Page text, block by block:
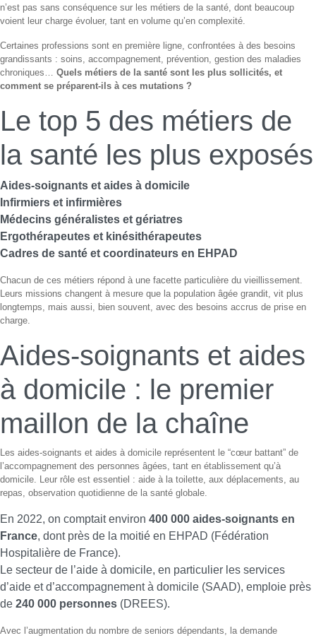
n’est pas sans conséquence sur les métiers de la santé, dont beaucoup
voient leur charge évoluer, tant en volume qu’en complexité.
Certaines professions sont en première ligne, confrontées à des besoins
grandissants : soins, accompagnement, prévention, gestion des maladies
chroniques… Quels métiers de la santé sont les plus sollicités, et
comment se préparent-ils à ces mutations ?
Le top 5 des métiers de
la santé les plus exposés
Aides-soignants et aides à domicile
Infirmiers et infirmières
Médecins généralistes et gériatres
Ergothérapeutes et kinésithérapeutes
Cadres de santé et coordinateurs en EHPAD
Chacun de ces métiers répond à une facette particulière du vieillissement.
Leurs missions changent à mesure que la population âgée grandit, vit plus
longtemps, mais aussi, bien souvent, avec des besoins accrus de prise en
charge.
Aides-soignants et aides
à domicile : le premier
maillon de la chaîne
Les aides-soignants et aides à domicile représentent le “cœur battant” de
l’accompagnement des personnes âgées, tant en établissement qu’à
domicile. Leur rôle est essentiel : aide à la toilette, aux déplacements, au
repas, observation quotidienne de la santé globale.
En 2022, on comptait environ 400 000 aides-soignants en
France, dont près de la moitié en EHPAD (Fédération
Hospitalière de France).
Le secteur de l’aide à domicile, en particulier les services
d’aide et d’accompagnement à domicile (SAAD), emploie près
de 240 000 personnes (DREES).
Avec l’augmentation du nombre de seniors dépendants, la demande